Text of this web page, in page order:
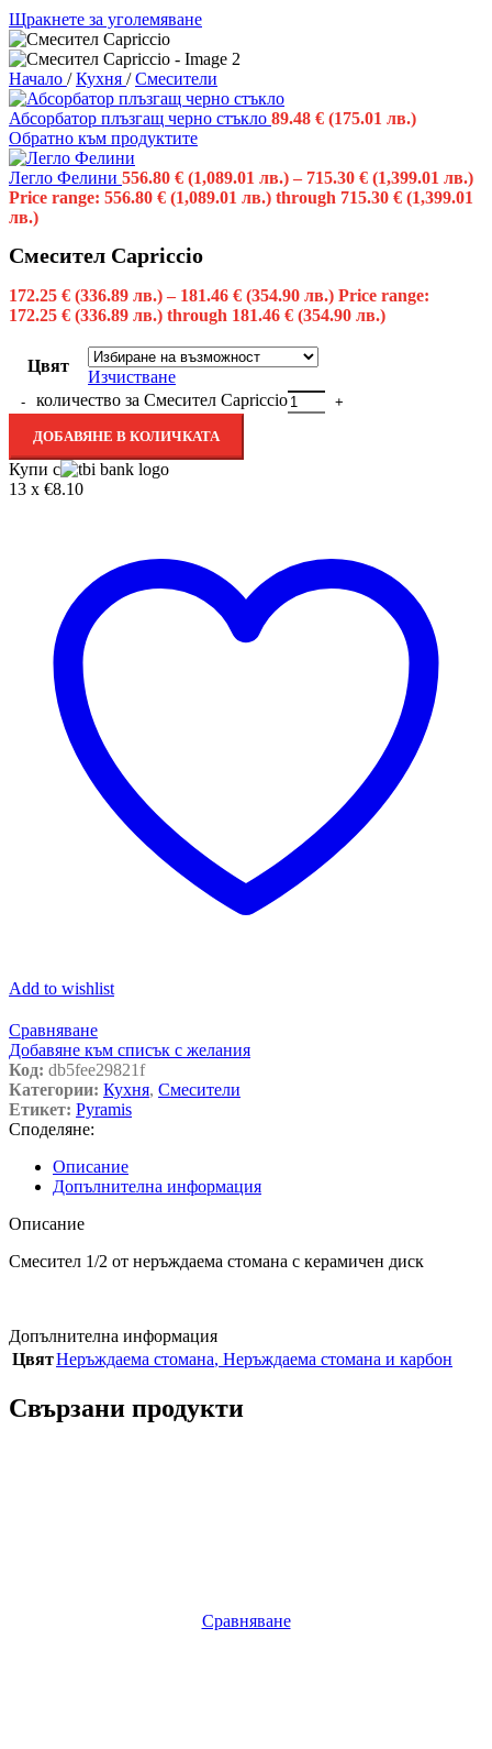
Щракнете за уголемяване
Начало / Кухня / Смесители
Абсорбатор плъзгащ черно стъкло 89.48 € (175.01 лв.)
Обратно към продуктите
Легло Фелини 556.80 € (1,089.01 лв.) – 715.30 € (1,399.01 лв.)
Price range: 556.80 € (1,089.01 лв.) through 715.30 € (1,399.01
лв.)
Смесител Capriccio
172.25 € (336.89 лв.) – 181.46 € (354.90 лв.) Price range:
172.25 € (336.89 лв.) through 181.46 € (354.90 лв.)
Цвят
Изчистване
количество за Смесител Capriccio
ДОБАВЯНЕ В КОЛИЧКАТА
Купи с
13 x €8.10
Add to wishlist
Сравняване
Добавяне към списък с желания
Код: db5fee29821f
Категории: Кухня, Смесители
Етикет: Pyramis
Споделяне:
Описание
Допълнителна информация
Описание
Смесител 1/2 от неръждаема стомана с керамичен диск
Допълнителна информация
ЦвятНеръждаема стомана, Неръждаема стомана и карбон
Свързани продукти
Сравняване